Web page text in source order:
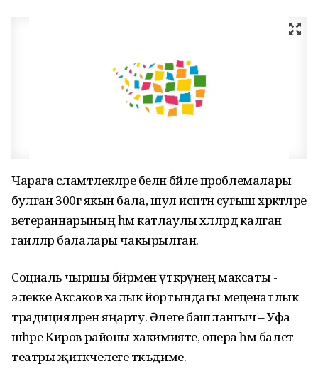
Чарага сәламәтлекләре белән бәйле проблемалары
булган 300гә якын бала, шул исәптән сугыш хәрәкәтләре
ветераннарының һәм катлаулы хәлләрдә калган
гаиләләр балалары чакырылган.
Социаль чыршы бәйрәмен үткәрүнең максаты -
элекке Аксаков халык йортындагы меценатлык
традицияләрен яңарту. Әлеге башлангыч – Уфа
шәһәре Киров районы хакимияте, опера һәм балет
театры җитәкчелеге тәкъдиме.